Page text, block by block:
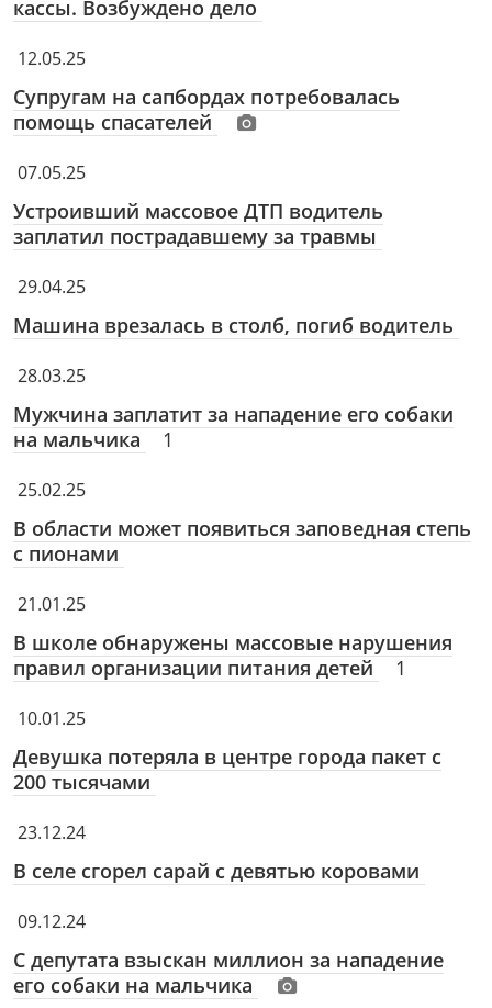
кассы. Возбуждено дело
12.05.25
Супругам на сапбордах потребовалась
помощь спасателей
07.05.25
Устроивший массовое ДТП водитель
заплатил пострадавшему за травмы
29.04.25
Машина врезалась в столб, погиб водитель
28.03.25
Мужчина заплатит за нападение его собаки
на мальчика
1
25.02.25
В области может появиться заповедная степь
с пионами
21.01.25
В школе обнаружены массовые нарушения
правил организации питания детей
1
10.01.25
Девушка потеряла в центре города пакет с
200 тысячами
23.12.24
В селе сгорел сарай с девятью коровами
09.12.24
С депутата взыскан миллион за нападение
его собаки на мальчика